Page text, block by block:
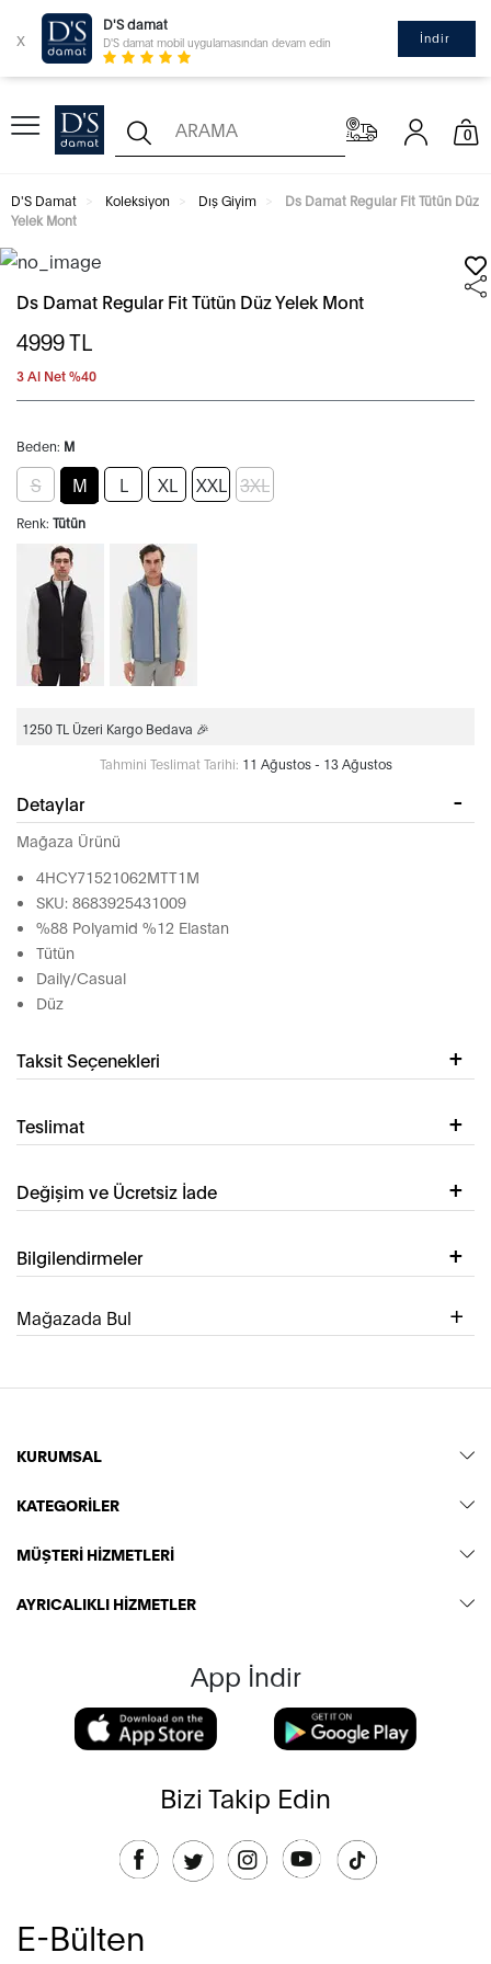
x
D'S damat
D'S damat mobil uygulamasından devam edin İndir
0
D'S Damat Koleksiyon Dış Giyim
Ds Damat Regular Fit Tütün Düz
Yelek Mont
Ds Damat Regular Fit Tütün Düz Yelek Mont
4999TL
3 Al Net %40
Beden: M
S M L XL XXL 3XL
Renk: Tütün
1250 TL Üzeri Kargo Bedava 🎉
Tahmini Teslimat Tarihi: 11 Ağustos - 13 Ağustos
Detaylar
Mağaza Ürünü
4HCY71521062MTT1M
SKU: 8683925431009
%88 Polyamid %12 Elastan
Tütün
Daily/Casual
Düz
Taksit Seçenekleri
Teslimat
Değişim ve Ücretsiz İade
Bilgilendirmeler
Mağazada Bul
KURUMSAL
KATEGORİLER
MÜŞTERİ HİZMETLERİ
AYRICALIKLI HİZMETLER
App İndir
Bizi Takip Edin
E-Bülten